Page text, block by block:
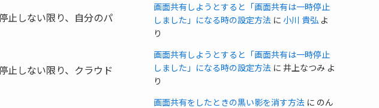
止しない限り、自分のパ
止しない限り、クラウド
画面共有しようとすると「画面共有は一時停止
しました」になる時の設定方法 に 小川 貴弘 よ
り
画面共有しようとすると「画面共有は一時停止
しました」になる時の設定方法 に 井上なつみ よ
り
画面共有をしたときの黒い影を消す方法 に のん